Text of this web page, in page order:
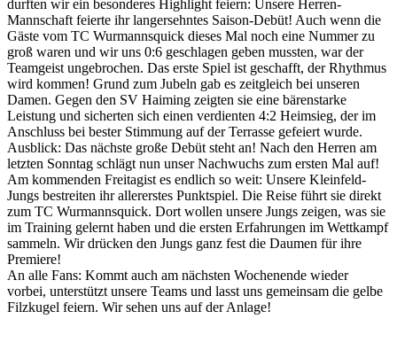
durften wir ein besonderes Highlight feiern: Unsere Herren-
Mannschaft feierte ihr langersehntes Saison-Debüt! Auch wenn die
Gäste vom TC Wurmannsquick dieses Mal noch eine Nummer zu
groß waren und wir uns 0:6 geschlagen geben mussten, war der
Teamgeist ungebrochen. Das erste Spiel ist geschafft, der Rhythmus
wird kommen! Grund zum Jubeln gab es zeitgleich bei unseren
Damen. Gegen den SV Haiming zeigten sie eine bärenstarke
Leistung und sicherten sich einen verdienten 4:2 Heimsieg, der im
Anschluss bei bester Stimmung auf der Terrasse gefeiert wurde.
Ausblick: Das nächste große Debüt steht an! Nach den Herren am
letzten Sonntag schlägt nun unser Nachwuchs zum ersten Mal auf!
Am kommenden Freitagist es endlich so weit: Unsere Kleinfeld-
Jungs bestreiten ihr allererstes Punktspiel. Die Reise führt sie direkt
zum TC Wurmannsquick. Dort wollen unsere Jungs zeigen, was sie
im Training gelernt haben und die ersten Erfahrungen im Wettkampf
sammeln. Wir drücken den Jungs ganz fest die Daumen für ihre
Premiere!
An alle Fans: Kommt auch am nächsten Wochenende wieder
vorbei, unterstützt unsere Teams und lasst uns gemeinsam die gelbe
Filzkugel feiern. Wir sehen uns auf der Anlage!